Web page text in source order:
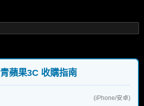
青蘋果3C 收購指南
(iPhone/安卓)